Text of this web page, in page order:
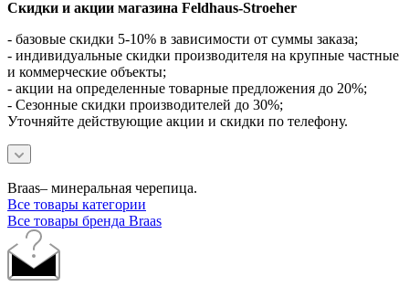
Скидки и акции магазина Feldhaus-Stroeher
- базовые скидки 5-10% в зависимости от суммы заказа;
- индивидуальные скидки производителя на крупные частные
и коммерческие объекты;
- акции на определенные товарные предложения до 20%;
- Сезонные скидки производителей до 30%;
Уточняйте действующие акции и скидки по телефону.
Braas– минеральная черепица.
Все товары категории
Все товары бренда Braas